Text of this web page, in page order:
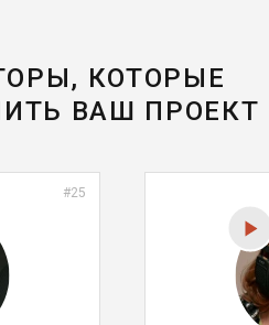
КОТОРЫЕ
ВАШ ПРОЕКТ
#25